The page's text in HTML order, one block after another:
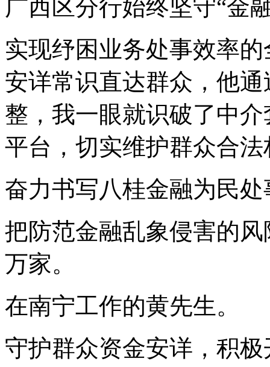
广西区分行始终坚守“金
实现纾困业务处事效率
安详常识直达群众，他
整，我一眼就识破了中
平台，切实维护群众合法
奋力书写八桂金融为民
把防范金融乱象侵害的
万家。
在南宁工作的黄先生。
守护群众资金安详，积